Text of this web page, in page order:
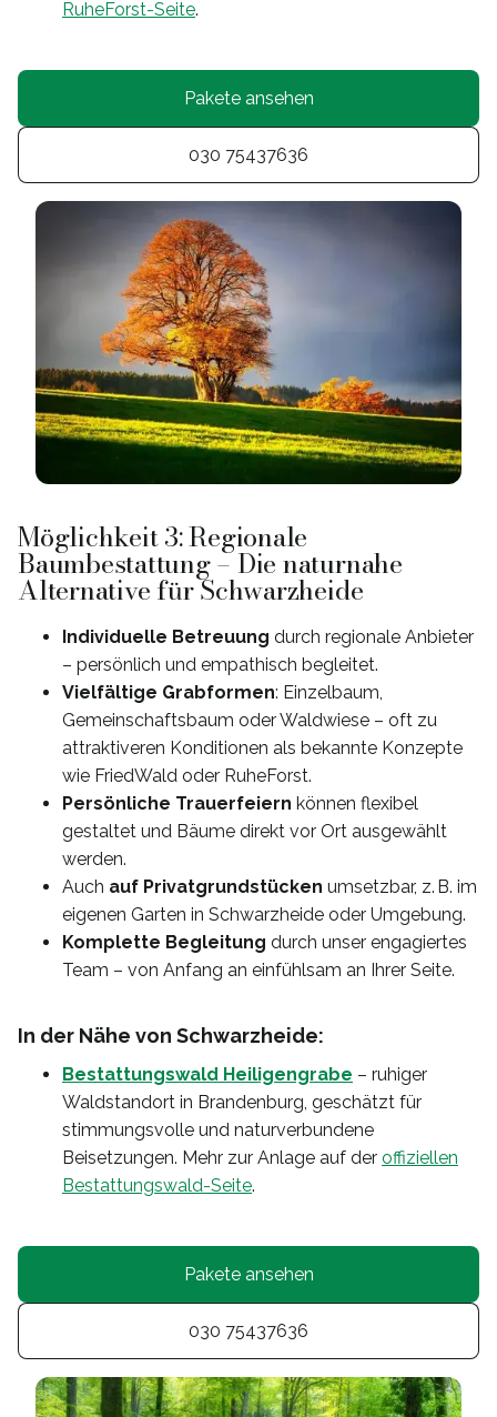
RuheForst-Seite.
Pakete ansehen
030 75437636
Möglichkeit 3: Regionale
Baumbestattung – Die naturnahe
Alternative für Schwarzheide
Individuelle Betreuung durch regionale Anbieter
– persönlich und empathisch begleitet.
Vielfältige Grabformen: Einzelbaum,
Gemeinschaftsbaum oder Waldwiese – oft zu
attraktiveren Konditionen als bekannte Konzepte
wie FriedWald oder RuheForst.
Persönliche Trauerfeiern können flexibel
gestaltet und Bäume direkt vor Ort ausgewählt
werden.
Auch auf Privatgrundstücken umsetzbar, z. B. im
eigenen Garten in Schwarzheide oder Umgebung.
Komplette Begleitung durch unser engagiertes
Team – von Anfang an einfühlsam an Ihrer Seite.
In der Nähe von Schwarzheide:
Bestattungswald Heiligengrabe – ruhiger
Waldstandort in Brandenburg, geschätzt für
stimmungsvolle und naturverbundene
Beisetzungen. Mehr zur Anlage auf der offiziellen
Bestattungswald-Seite.
Pakete ansehen
030 75437636